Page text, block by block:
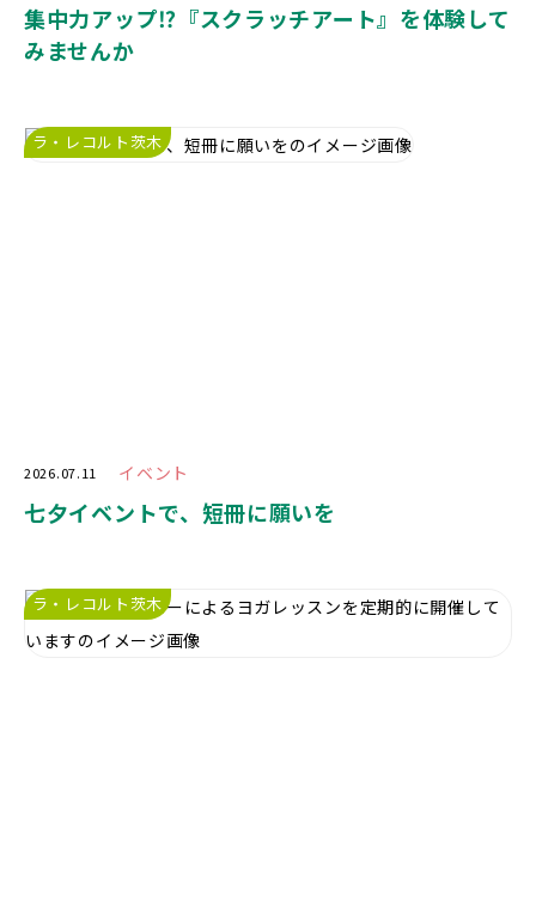
集中力アップ⁉️『スクラッチアート』を体験して
みませんか
ラ・レコルト茨木
2026.07.11 イベント
七夕イベントで、短冊に願いを
ラ・レコルト茨木